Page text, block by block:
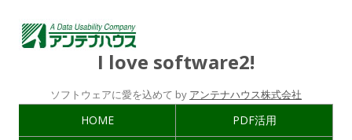
I love software2!
ソフトウェアに愛を込めて by アンテナハウス株式会社
HOME PDF活用